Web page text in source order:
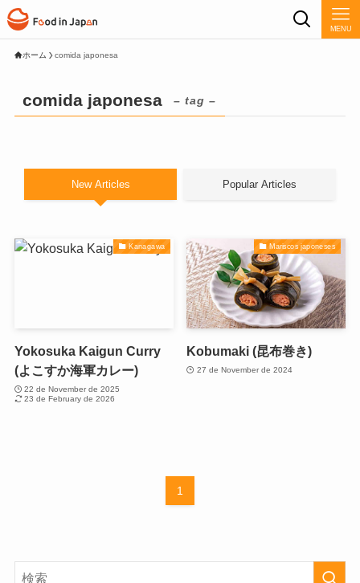
MENU
ホーム comida japonesa
comida japonesa – tag –
New Articles Popular Articles
Kanagawa
Yokosuka Kaigun Curry
(よこすか海軍カレー)
22 de November de 2025
23 de February de 2026
Mariscos japoneses
Kobumaki (昆布巻き)
27 de November de 2024
1